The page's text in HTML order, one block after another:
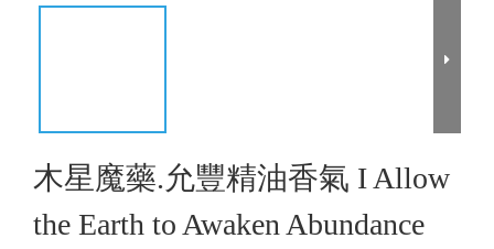
木星魔藥.允豐精油香氣 I Allow
the Earth to Awaken Abundance